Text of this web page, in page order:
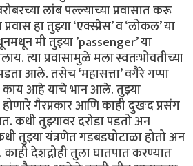
लांब पल्ल्याच्या प्रवासात करू
हा तुझ्या ‘एक्स्प्रेस’ व ‘लोकल’ या
मी तुझ्या ’passenger’ या
त्या प्रवासामुळे मला स्वतःभोवतीच्या
आले. तसेच ‘महासत्ता’ वगैरे गप्पा
काय आहे याचे भान आले. तुझ्या
गैरप्रकार आणि काही दुखःद प्रसंग
कधी तुझ्यावर दरोडा पडतो अन
तुझ्या यंत्रणेत गडबडघोटाळा होतो अन
देशद्रोही तुला घातपात करण्यात